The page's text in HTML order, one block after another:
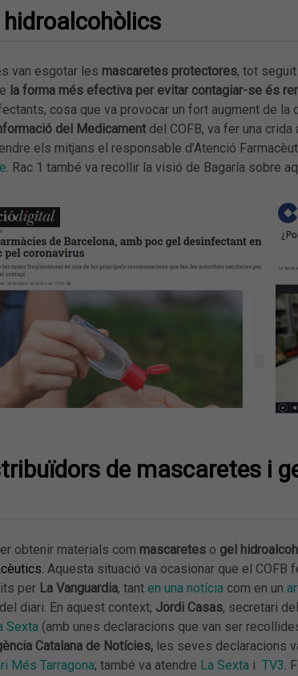
hidroalcohòlics
van esgotar les mascaretes protectores, tot
la forma més efectiva per evitar contagiar-se és
cosa que va provocar un fort augment de la
del Medicamentdel COFB, va fer una crida
els mitjans el responsable d’Atenció
. Rac 1 també va recollir la visió de Bagaría sobre
de mascaretes i
obtenir materials com mascareteso gel
. Aquesta situació va ocasionar que el COFB
per La Vanguardia, tant en una notíciacom en un
diari. En aquest context, Jordi Casas, secretari
Sexta(amb unes declaracions que van ser
Catalana de Notícies, les seves declaracions
Més Tarragona; també va atendre La Sextai TV3.